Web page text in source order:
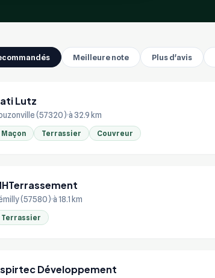
Meilleure note Plus d'avis
Lutz
(57320) à 32.9 km
Maçon Terrassier Couvreur
(57580) à 18.1 km
Terrassier
Développement